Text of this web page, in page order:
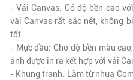
- Vải Canvas: Có độ bền cao
vải Canvas rất sắc nét, không
tốt.
- Mực dầu: Cho độ bền màu
ảnh được in ra kết hợp với vải
- Khung tranh: Làm từ nhựa